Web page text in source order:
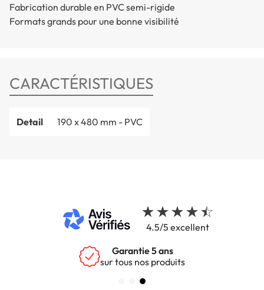
Fabrication durable en PVC semi-rigide
Formats grands pour une bonne visibilité
CARACTÉRISTIQUES
Detail 190 x 480 mm - PVC
4.5/5 excellent
Garantie 5 ans
sur tous nos produits